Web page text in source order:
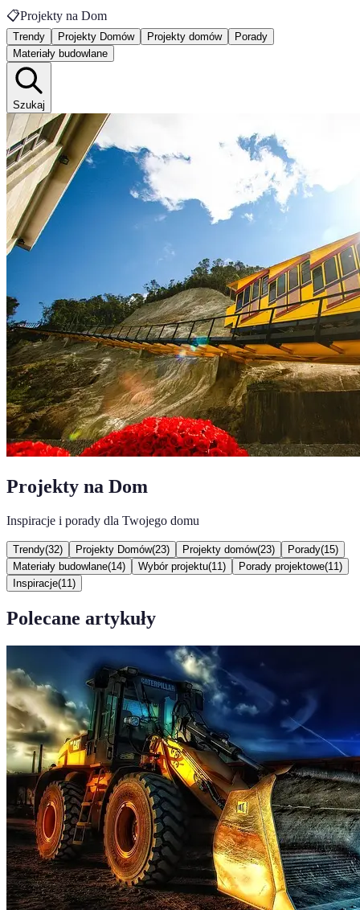
📋Projekty na Dom
Trendy Projekty Domów Projekty domów
Porady
Materiały budowlane
Szukaj
Projekty na Dom
Inspiracje i porady dla Twojego domu
Trendy(32) Projekty Domów(23) Projekty domów(23) Porady(15)
Materiały budowlane(14) Wybór projektu(11 ) Porady projektowe(11 )
Inspiracje(11 )
Polecane artykuły